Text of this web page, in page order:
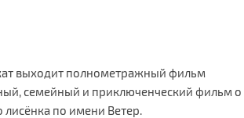
выходит полнометражный фильм
семейный и приключенческий фильм о
по имени Ветер.